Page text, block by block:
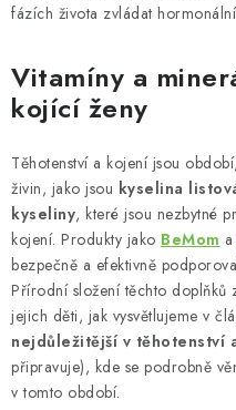
fázích života zvládat hormonální
Vitamíny a
kojící ženy
Těhotenství a kojení jsou
živin, jako jsou kyselina
kyseliny, které jsou nezbytné
kojení. Produkty jako BeMom a
bezpečně a efektivně
Přírodní složení těchto doplňků
jejich děti, jak vysvětlujeme v
nejdůležitější v těhotenství
připravuje), kde se podrobně
v tomto období.